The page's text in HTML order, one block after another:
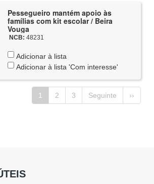
Pessegueiro mantém apoio às
famílias com kit escolar / Beira
Vouga
NCB: 48231
Adicionar à lista
Adicionar à lista 'Com interesse'
1 2 3 Seguinte ››